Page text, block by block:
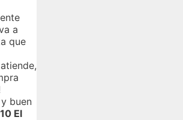
a
que
buen
El